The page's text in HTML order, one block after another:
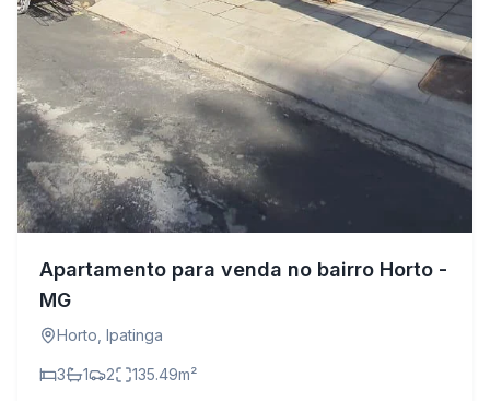
Apartamento para venda no bairro Horto -
MG
Horto, Ipatinga
3 1 2 135.49m²